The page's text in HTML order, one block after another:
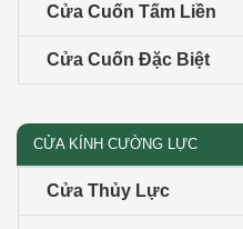
Cửa Cuốn Tấm Liền
Cửa Cuốn Đặc Biệt
CỬA KÍNH CƯỜNG LỰC
Cửa Thủy Lực